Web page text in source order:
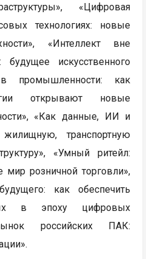
«Цифровая
технологиях: новые
«Интеллект вне
будущее искусственного
промышленности: как
открывают новые
«Как данные, ИИ и
транспортную
«Умный ритейл:
розничной торговли»,
как обеспечить
в эпоху цифровых
российских ПАК: